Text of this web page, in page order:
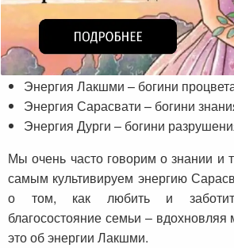
Энергия Лакшми – богини
Энергия Сарасвати – богини
Энергия Дурги – богини
Мы очень часто говорим о знании и
самым культивируем энергию
о том, как любить и
благосостояние семьи –
это об энергии Лакшми.